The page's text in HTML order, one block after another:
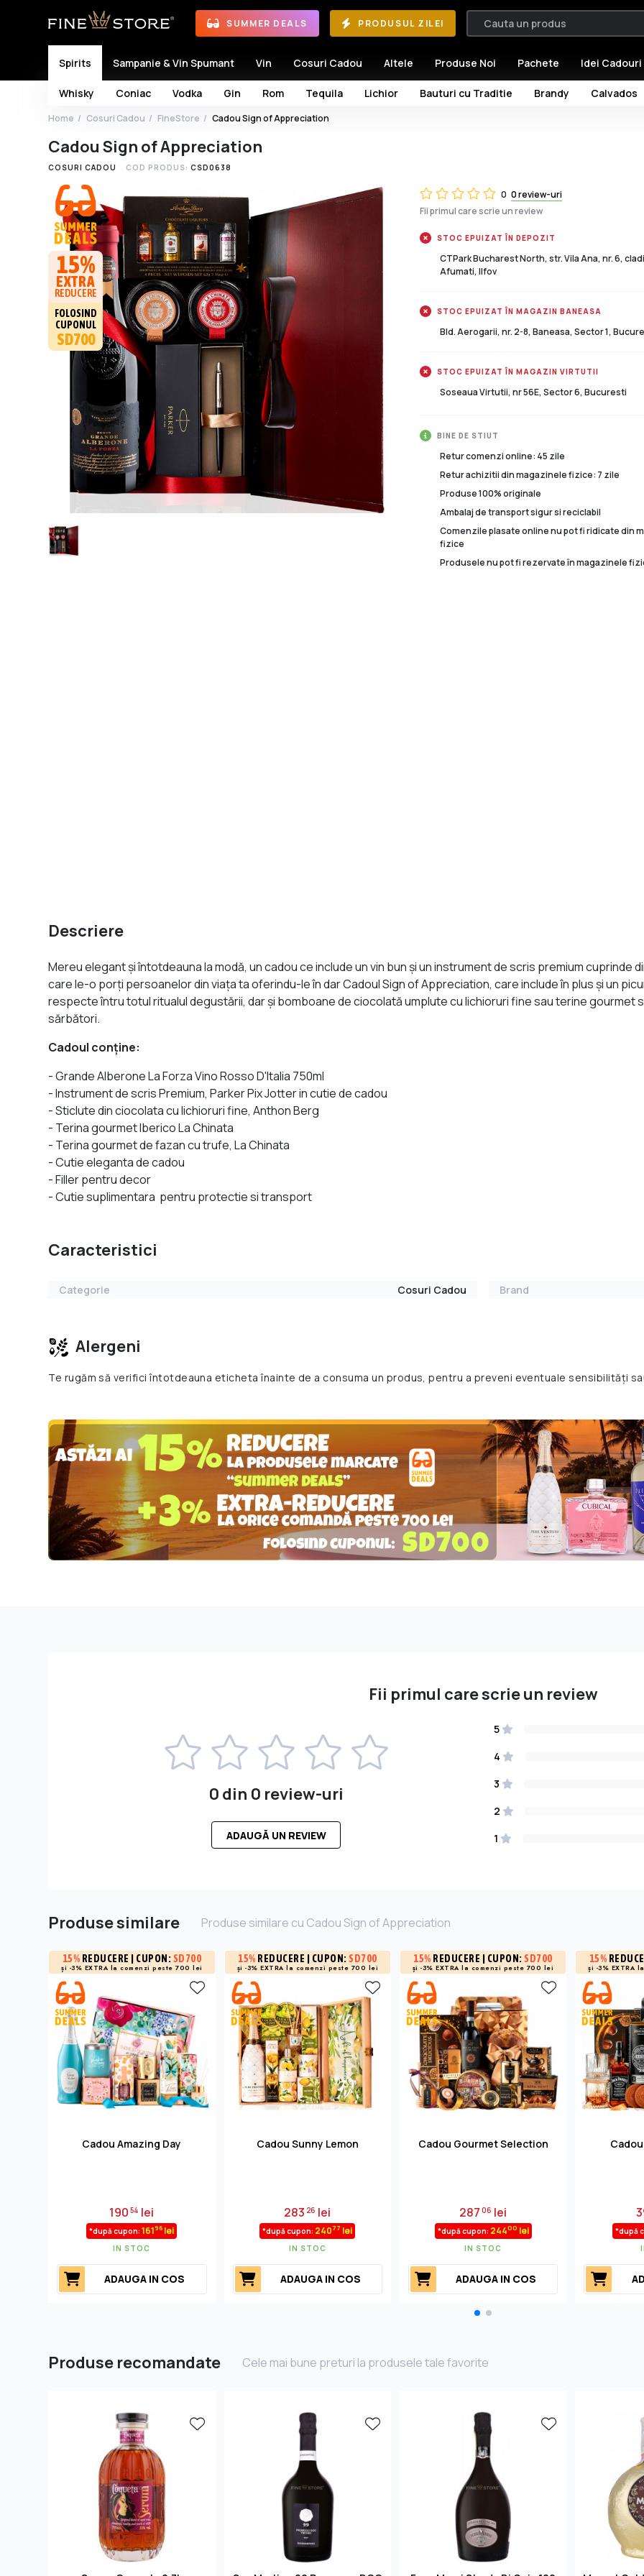
SUMMER DEALS PRODUSUL ZILEI
Spirits
Whisky Coniac Vodka Gin Rom Tequila Lichior Bauturi cu Traditie Brandy Calvados
Sampanie & Vin Spumant Vin Cosuri Cadou Altele Produse Noi Pachete Idei Cadouri
Home Cosuri Cadou FineStore Cadou Sign of Appreciation
Cadou Sign of Appreciation
COSURI CADOU COD PRODUS: CSD0638
15%
EXTRA
REDUCERE
FOLOSIND
CUPONUL
SD700
0 0 review-uri
Fii primul care scrie un review
STOC EPUIZAT ÎN DEPOZIT
CTPark Bucharest North, str. Vila Ana, nr. 6,
Afumati, Ilfov
STOC EPUIZAT ÎN MAGAZIN BANEASA
Bld. Aerogarii, nr. 2-8, Baneasa, Sector 1,
STOC EPUIZAT ÎN MAGAZIN VIRTUTII
Soseaua Virtutii, nr 56E, Sector 6, Bucuresti
BINE DE STIUT
Retur comenzi online: 45 zile
Retur achizitii din magazinele fizice: 7 zile
Produse 100% originale
Ambalaj de transport sigur si reciclabil
Comenzile plasate online nu pot fi ridicate din
fizice
Produsele nu pot fi rezervate în magazinele
Descriere
Mereu elegant şi întotdeauna la modă, un cadou ce include un vin bun și un instrument de scris premium
care le-o porți persoanelor din viața ta oferindu-le în dar Cadoul Sign of Appreciation, care include în plus și un
respecte întru totul ritualul degustării, dar și bomboane de ciocolată umplute cu lichioruri fine sau terine gourmet
sărbători.
Cadoul conține:
- Grande Alberone La Forza Vino Rosso D'Italia 750ml
- Instrument de scris Premium, Parker Pix Jotter in cutie de cadou
- Sticlute din ciocolata cu lichioruri fine, Anthon Berg
- Terina gourmet Iberico La Chinata
- Terina gourmet de fazan cu trufe, La Chinata
- Cutie eleganta de cadou
- Filler pentru decor
- Cutie suplimentara pentru protectie si transport
Caracteristici
Categorie Cosuri Cadou Brand
Alergeni
Te rugăm să verifici întotdeauna eticheta înainte de a consuma un produs, pentru a preveni eventuale sensibilități
Fii primul care scrie un review
0 din 0 review-uri
ADAUGĂ UN REVIEW
5
4
3
2
1
Produse similare Produse similare cu Cadou Sign of Appreciation
15% REDUCERE | CUPON: SD700
și -3% EXTRA la comenzi peste 700 lei
Cadou Amazing Day
19054 lei
*după cupon:16196 lei
IN STOC
ADAUGA IN COS
15% REDUCERE | CUPON:SD700
și -3% EXTRA la comenzi peste 700 lei
Cadou Sunny Lemon
28326 lei
*după cupon: 24077 lei
IN STOC
ADAUGA IN COS
15% REDUCERE | CUPON:SD700
și -3% EXTRA la comenzi peste 700 lei
Cadou Gourmet Selection
28706 lei
*după cupon: 24400 lei
IN STOC
ADAUGA IN COS
15%
și -3% EXTRA la
*după
Produse recomandate Cele mai bune preturi la produsele tale favorite